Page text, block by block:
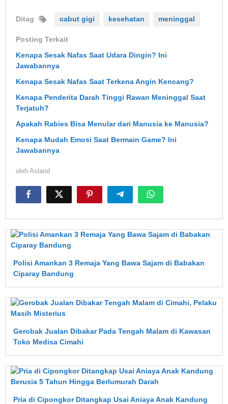
Ditag cabut gigi kesehatan meninggal
Posting Terkait
Kenapa Sesak Nafas Saat Udara Dingin? Ini
Jawabannya
Kenapa Sesak Nafas Saat Terkena Angin Kencang?
Kenapa Penderita Darah Tinggi Rawan Meninggal Saat
Terjatuh?
Apakah Rabies Bisa Menular dari Manusia ke Manusia?
Kenapa Mudah Emosi Saat Bermain Game? Ini
Jawabannya
oleh Asland
Polisi Amankan 3 Remaja Yang Bawa Sajam di Babakan
Ciparay Bandung
Gerobak Jualan Dibakar Pada Tengah Malam di Kawasan
Toko Medisa Cimahi
Pria di Cipongkor Ditangkap Usai Aniaya Anak Kandung